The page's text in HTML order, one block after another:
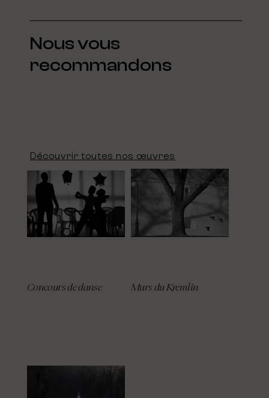
Nous vous
recommandons
Découvrir toutes nos œuvres
Concours de danse Murs du Kremlin